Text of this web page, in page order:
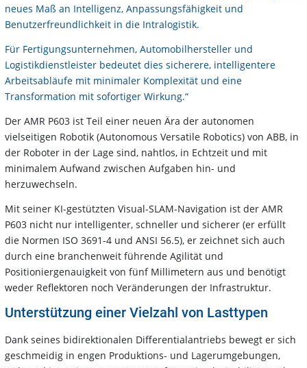
neues Maß an Intelligenz, Anpassungsfähigkeit und
Benutzerfreundlichkeit in die Intralogistik.
Für Fertigungsunternehmen, Automobilhersteller und
Logistikdienstleister bedeutet dies sicherere, intelligentere
Arbeitsabläufe mit minimaler Komplexität und eine
Transformation mit sofortiger Wirkung.“
Der AMR P603 ist Teil einer neuen Ära der autonomen
vielseitigen Robotik (Autonomous Versatile Robotics) von ABB, in
der Roboter in der Lage sind, nahtlos, in Echtzeit und mit
minimalem Aufwand zwischen Aufgaben hin- und
herzuwechseln.
Mit seiner KI-gestützten Visual-SLAM-Navigation ist der AMR
P603 nicht nur intelligenter, schneller und sicherer (er erfüllt
die Normen ISO 3691-4 und ANSI 56.5), er zeichnet sich auch
durch eine branchenweit führende Agilität und
Positioniergenauigkeit von fünf Millimetern aus und benötigt
weder Reflektoren noch Veränderungen der Infrastruktur.
Unterstützung einer Vielzahl von Lasttypen
Dank seines bidirektionalen Differentialantriebs bewegt er sich
geschmeidig in engen Produktions- und Lagerumgebungen,